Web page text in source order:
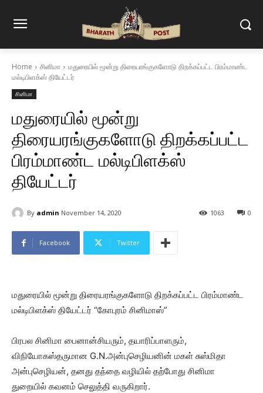
Home சினிமா
மதுரையில் மூன்று திரையரங்குகளோடு திறக்கப்பட்ட பிரம்மாண்ட
மல்டிபிளக்ஸ் தியேட்டர்
சினிமா
மதுரையில் மூன்று
திரையரங்குகளோடு திறக்கப்பட்ட
பிரம்மாண்ட மல்டிபிளக்ஸ்
தியேட்டர்
By admin November 14, 2020 0
1063
Facebook Twitter
மதுரையில் மூன்று திரையரங்குகளோடு திறக்கப்பட்ட பிரம்மாண்ட
மல்டிபிளக்ஸ் தியேட்டர் “கோபுரம் சினிமாஸ்”
பிரபல சினிமா பைனான்சியரும், தயாரிப்பாளரும்,
விநியோகஸ்தருமான G.N.அன்புசெழியனின் மகள் சுஸ்மிதா
அன்புசெழியன், தனது தந்தை வழியில் தற்போது சினிமா
துறையில் கவனம் செலுத்தி வருகிறார்.